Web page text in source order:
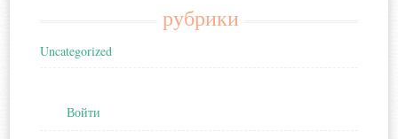
рубрики
Uncategorized
Войти